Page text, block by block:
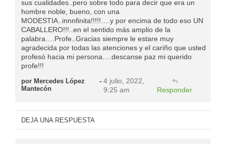
sus cualidades..pero sobre todo para decir que era un
hombre noble, bueno, con una
MODESTIA..innnfinita!!!!!….y por encima de todo eso UN
CABALLERO!!!..en el sentido más amplio de la
palabra….Profe..Gracias siempre le estare muy
agradecida por todas las atenciones y el cariño que usted
profesó hacia mi persona….descanse paz mi querido
profe!!!
por Mercedes López
Mantecón
- 4 julio, 2022,
9:25 am
Responder
DEJA UNA RESPUESTA